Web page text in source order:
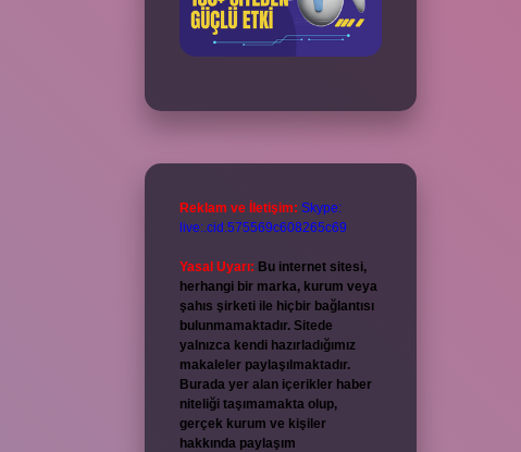
Reklam ve İletişim: Skype:
live:.cid.575569c608265c69
Yasal Uyarı: Bu internet sitesi,
herhangi bir marka, kurum veya
şahıs şirketi ile hiçbir bağlantısı
bulunmamaktadır. Sitede
yalnızca kendi hazırladığımız
makaleler paylaşılmaktadır.
Burada yer alan içerikler haber
niteliği taşımamakta olup,
gerçek kurum ve kişiler
hakkında paylaşım